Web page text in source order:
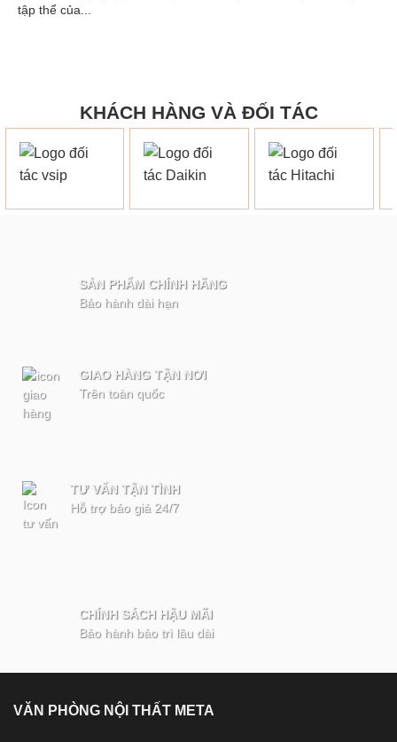
tập thể của...
KHÁCH HÀNG VÀ ĐỐI TÁC
SẢN PHẨM CHÍNH HÃNG
Bảo hành dài hạn
GIAO HÀNG TẬN NƠI
Trên toàn quốc
TƯ VẤN TẬN TÌNH
Hỗ trợ báo giá 24/7
CHÍNH SÁCH HẬU MÃI
Bảo hành bảo trì lâu dài
VĂN PHÒNG NỘI THẤT META